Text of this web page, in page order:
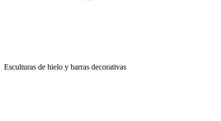
Esculturas de hielo y barras decorativas